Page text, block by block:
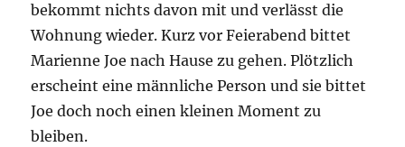
bekommt nichts davon mit und verlässt die
Wohnung wieder. Kurz vor Feierabend bittet
Marienne Joe nach Hause zu gehen. Plötzlich
erscheint eine männliche Person und sie bittet
Joe doch noch einen kleinen Moment zu
bleiben.